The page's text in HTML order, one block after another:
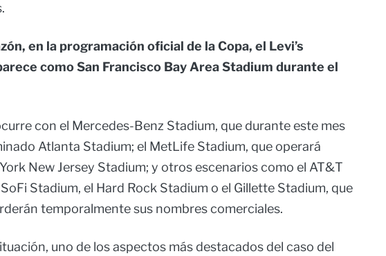
en la programación oficial de la Copa, el Levi’s
como San Francisco Bay Area Stadium durante el
con el Mercedes-Benz Stadium, que durante este mes
Atlanta Stadium; el MetLife Stadium, que operará
New Jersey Stadium; y otros escenarios como el AT&T
Stadium, el Hard Rock Stadium o el Gillette Stadium, que
temporalmente sus nombres comerciales.
uno de los aspectos más destacados del caso del